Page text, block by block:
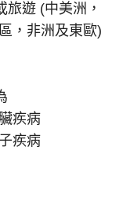
遊 (中美洲，
，非洲及東歐)
疾病
疾病